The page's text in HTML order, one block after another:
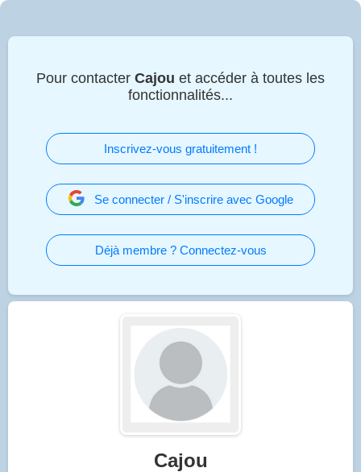
Pour contacter Cajou et accéder à toutes les
fonctionnalités...
Inscrivez-vous gratuitement !
Se connecter / S'inscrire avec Google
Déjà membre ? Connectez-vous
Cajou